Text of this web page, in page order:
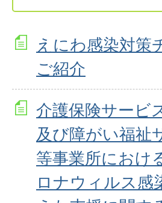
えにわ感染対策
ご紹介
介護保険サービ
及び障がい福祉
等事業所におけ
ロナウィルス感